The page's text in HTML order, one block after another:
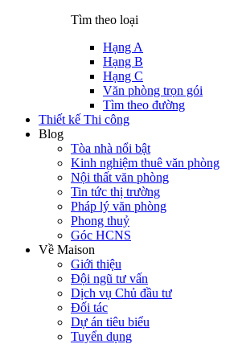
Tìm theo loại
Hạng A
Hạng B
Hạng C
Văn phòng trọn gói
Tìm theo đường
Thiết kế Thi công
Blog
Tòa nhà nổi bật
Kinh nghiệm thuê văn phòng
Nội thất văn phòng
Tin tức thị trường
Pháp lý văn phòng
Phong thuỷ
Góc HCNS
Về Maison
Giới thiệu
Đội ngũ tư vấn
Dịch vụ Chủ đầu tư
Đối tác
Dự án tiêu biểu
Tuyển dụng